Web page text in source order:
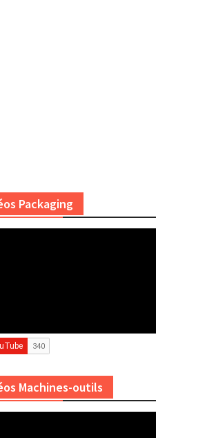
Packaging
Machines-outils